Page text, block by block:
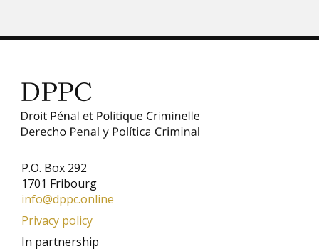
P.O. Box 292
1701 Fribourg
info@dppc.online
Privacy policy
In partnership